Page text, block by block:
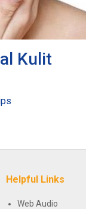
Kulit
Helpful Links
Web Audio